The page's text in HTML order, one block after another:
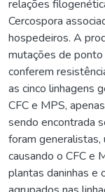
relações
Cercospora
hospedeiros. A
mutações de
conferem
as cinco linhagens
CFC e MPS,
sendo encontrada
foram generalistas,
causando o CFC e
plantas daninhas e